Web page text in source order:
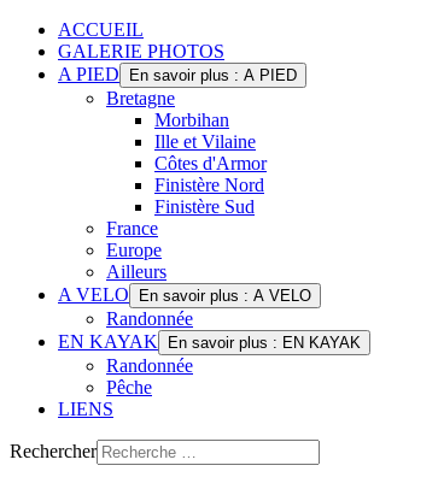
ACCUEIL
GALERIE PHOTOS
A PIED
En savoir plus : A PIED
Bretagne
Morbihan
Ille et Vilaine
Côtes d'Armor
Finistère Nord
Finistère Sud
France
Europe
Ailleurs
A VELO
En savoir plus : A VELO
Randonnée
EN KAYAK
En savoir plus : EN KAYAK
Randonnée
Pêche
LIENS
Rechercher